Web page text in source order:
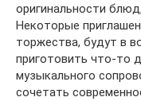
оригинальности
Некоторые
торжества, будут в
приготовить что-то
музыкального
сочетать